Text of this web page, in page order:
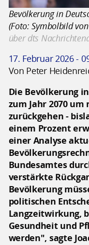
Bevölkerung in
(Foto: Symbolbild
über dts
17. Februar 2026 -
Von Peter
Die Bevölkerung
zum Jahr 2070
zurückgehen -
einem Prozent
einer Analyse
Bundesamtes
verstärkte
Bevölkerung
politischen
Langzeitwirkung,
Gesundheit und
werden", sagte